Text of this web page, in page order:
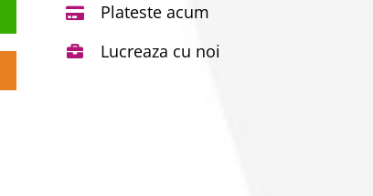
Plateste acum
Lucreaza cu noi